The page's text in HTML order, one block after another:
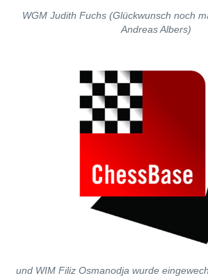
WGM Judith Fuchs (Glückwunsch noch
Andreas Albers)
und WIM Filiz Osmanodja wurde